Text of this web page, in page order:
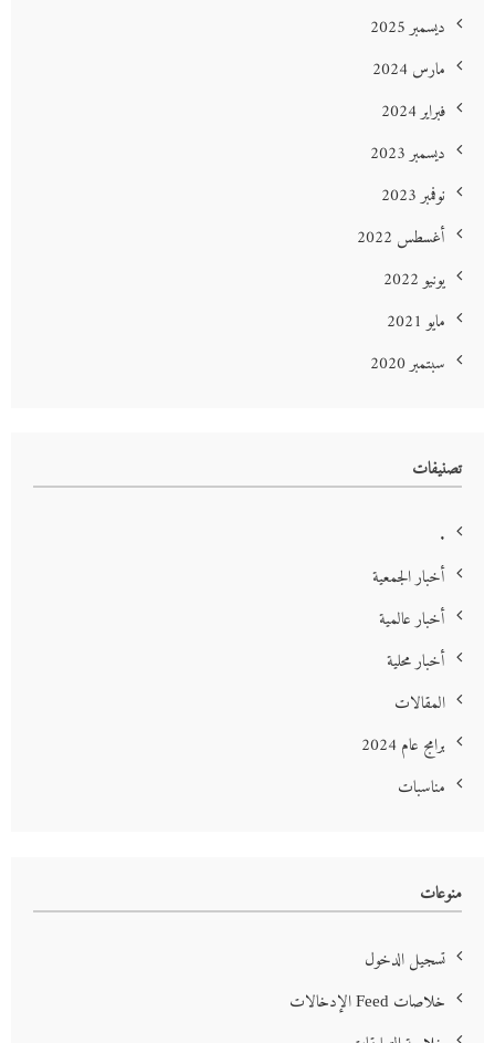
ديسمبر 2025
مارس 2024
فبراير 2024
ديسمبر 2023
نوفمبر 2023
أغسطس 2022
يونيو 2022
مايو 2021
سبتمبر 2020
تصنيفات
.
أخبار الجمعية
أخبار عالمية
أخبار محلية
المقالات
برامج عام 2024
مناسبات
منوعات
تسجيل الدخول
خلاصات Feed الإدخالات